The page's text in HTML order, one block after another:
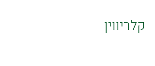
קלריווין